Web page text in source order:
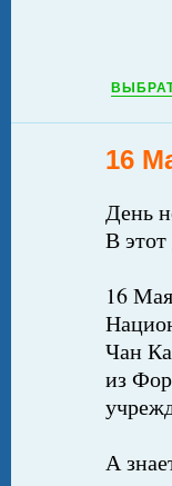
16
День
В
16
Чан
из
А